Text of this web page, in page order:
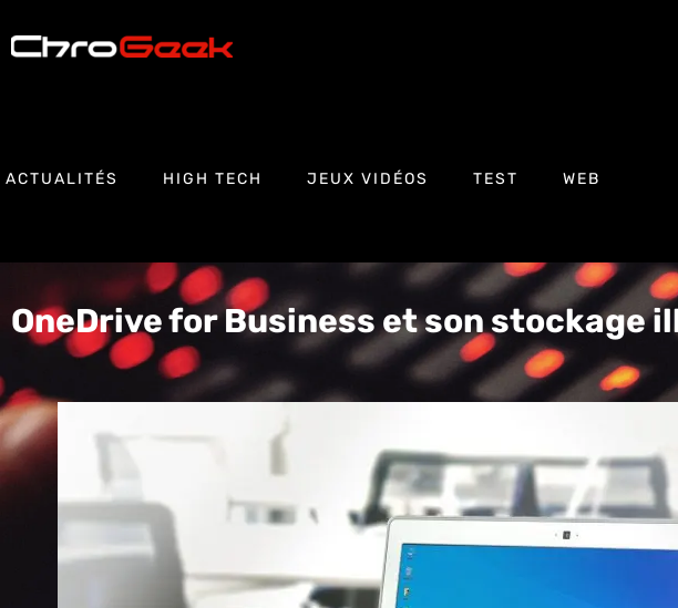
ACTUALITÉS HIGH TECH JEUX VIDÉOS TEST WEB
OneDrive for Business et son stockage